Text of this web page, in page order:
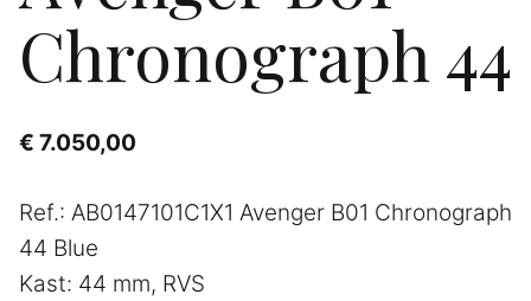
Chronograph 44
€ 7.050,00
Ref.: AB0147101C1X1 Avenger B01 Chronograph
44 Blue
Kast: 44 mm, RVS